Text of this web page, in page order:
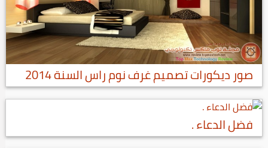
صور ديكورات تصميم غرف نوم راس السنة 2014
فضل الدعاء .